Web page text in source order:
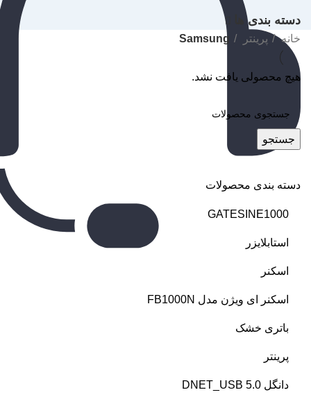
دسته بندی ها
دسته بندی محصولات
GATESINE1000
استابلایزر
اسکنر
اسکنر ای ویژن مدل FB1000N
باتری خشک
پرینتر
دانگل DNET_USB 5.0
خانه پرینتر Samsung
هیچ محصولی یافت نشد.
جستجو